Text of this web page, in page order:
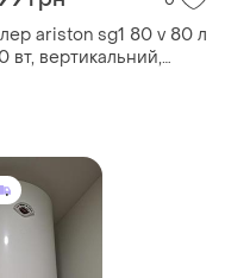
ariston sg1 80 v 80 л
вт, вертикальний,